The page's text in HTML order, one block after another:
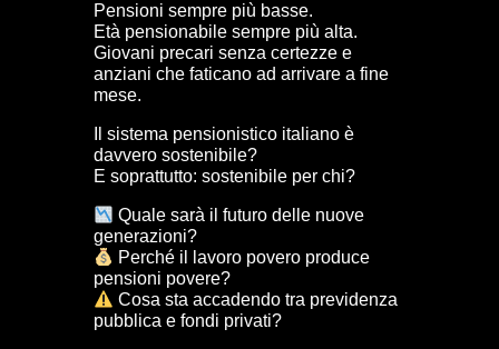
Pensioni sempre più basse.
Età pensionabile sempre più alta.
Giovani precari senza certezze e
anziani che faticano ad arrivare a fine
mese.
Il sistema pensionistico italiano è
davvero sostenibile?
E soprattutto: sostenibile per chi?
Quale sarà il futuro delle nuove
generazioni?
Perché il lavoro povero produce
pensioni povere?
Cosa sta accadendo tra previdenza
pubblica e fondi privati?